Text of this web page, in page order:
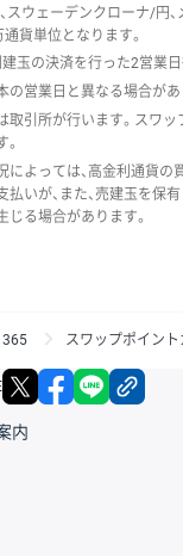
スウェーデンクローナ/円
貨単位となります。
玉の決済を行った2営業日
営業日と異なる場合があ
取引所が行います。スワ
によっては、高金利通貨の
いが、また、売建玉を保
る場合があります。
365 スワップポイン
X facebook
内